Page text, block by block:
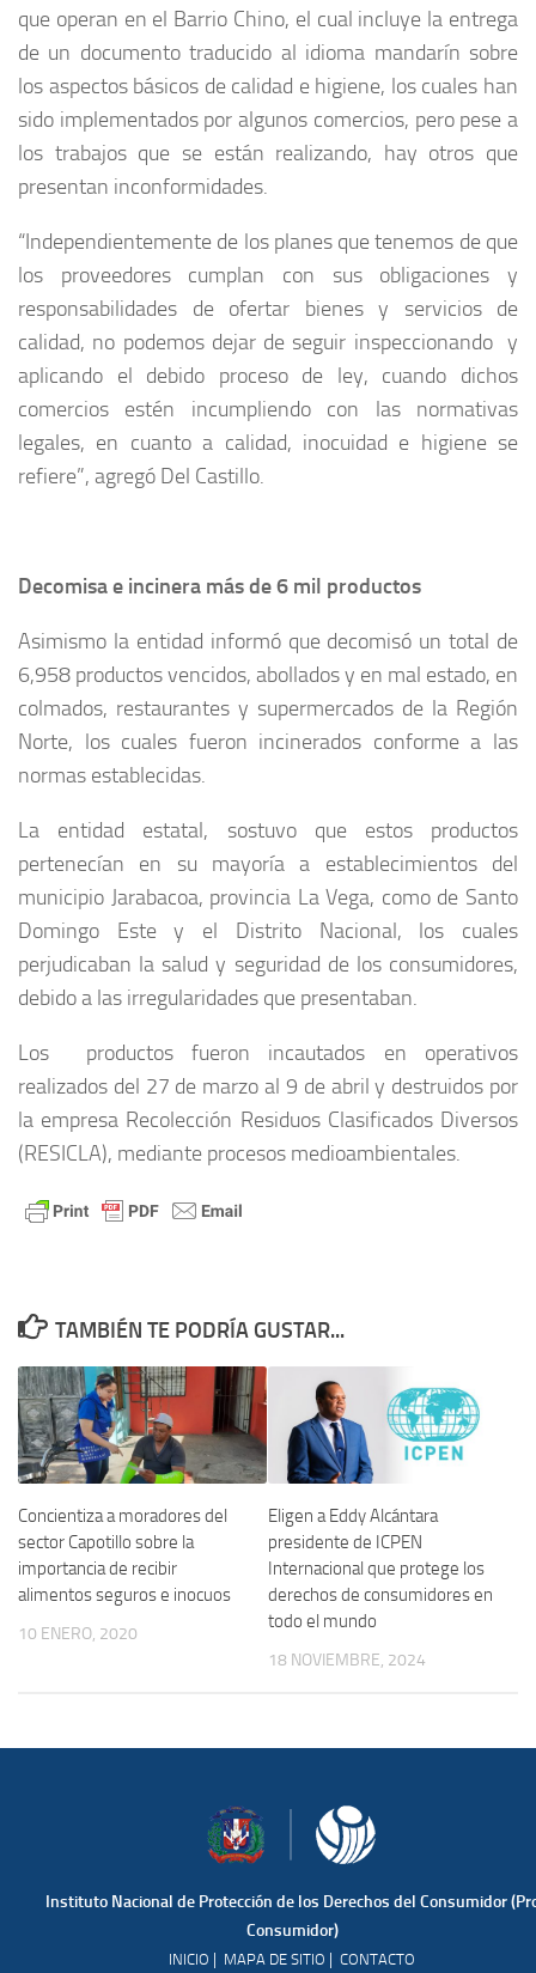
que operan en el Barrio Chino, el cual incluye la entrega
de un documento traducido al idioma mandarín sobre
los aspectos básicos de calidad e higiene, los cuales han
sido implementados por algunos comercios, pero pese a
los trabajos que se están realizando, hay otros que
presentan inconformidades.
“Independientemente de los planes que tenemos de que
los proveedores cumplan con sus obligaciones y
responsabilidades de ofertar bienes y servicios de
calidad, no podemos dejar de seguir inspeccionando y
aplicando el debido proceso de ley, cuando dichos
comercios estén incumpliendo con las normativas
legales, en cuanto a calidad, inocuidad e higiene se
refiere”, agregó Del Castillo.
Decomisa e incinera más de 6 mil productos
Asimismo la entidad informó que decomisó un total de
6,958 productos vencidos, abollados y en mal estado, en
colmados, restaurantes y supermercados de la Región
Norte, los cuales fueron incinerados conforme a las
normas establecidas.
La entidad estatal, sostuvo que estos productos
pertenecían en su mayoría a establecimientos del
municipio Jarabacoa, provincia La Vega, como de Santo
Domingo Este y el Distrito Nacional, los cuales
perjudicaban la salud y seguridad de los consumidores,
debido a las irregularidades que presentaban.
Los productos fueron incautados en operativos
realizados del 27 de marzo al 9 de abril y destruidos por
la empresa Recolección Residuos Clasificados Diversos
(RESICLA), mediante procesos medioambientales.
TAMBIÉN TE PODRÍA GUSTAR...
Concientiza a moradores del
sector Capotillo sobre la
importancia de recibir
alimentos seguros e inocuos
10 ENERO, 2020
Eligen a Eddy Alcántara
presidente de ICPEN
Internacional que protege los
derechos de consumidores en
todo el mundo
18 NOVIEMBRE, 2024
Instituto Nacional de Protección de los Derechos del Consumidor
Consumidor)
INICIO | MAPA DE SITIO | CONTACTO